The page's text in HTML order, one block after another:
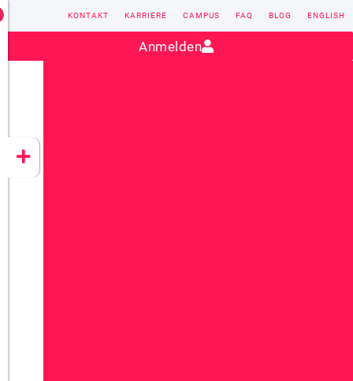
CONZEPT 16
YEET
Kontakt:sales@vectorsoft.de
KONTAKT KARRIERE CAMPUS FAQ BLOG ENGLISH
Anmelden